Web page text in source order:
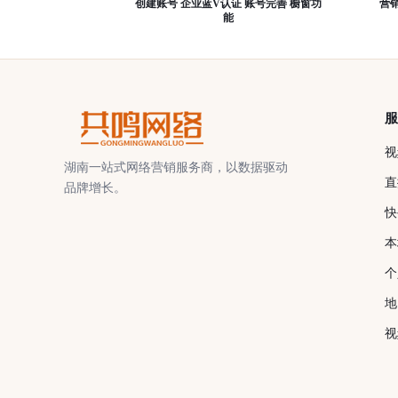
创建账号 企业蓝V认证 账号完善 橱窗功
能
营
湖南一站式网络营销服务商，以数据驱动
品牌增长。